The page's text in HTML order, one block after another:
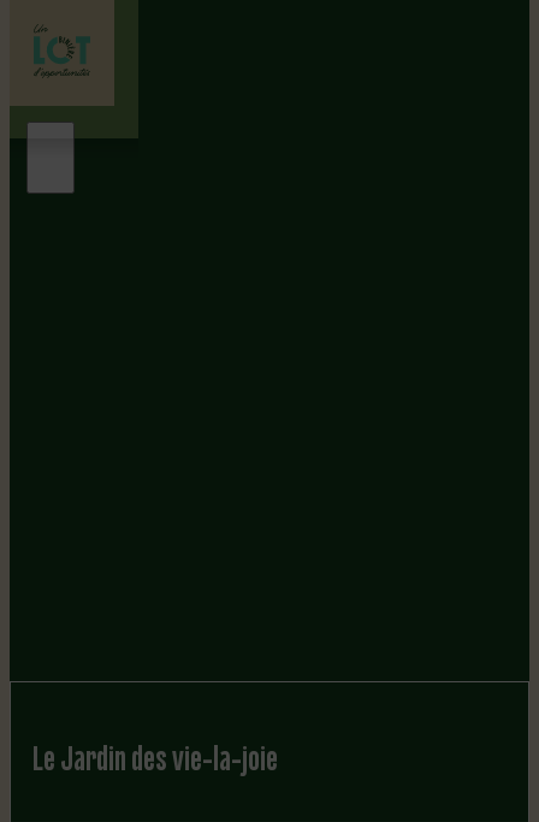
Le Jardin des vie-la-joie